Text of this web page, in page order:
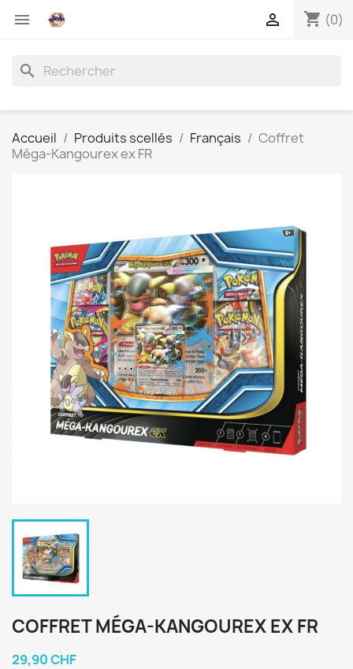
 shopping_cart (0)

search
Accueil Produits scellés Français
Coffret
Méga-Kangourex ex FR
COFFRET MÉGA-KANGOUREX EX FR
29,90 CHF